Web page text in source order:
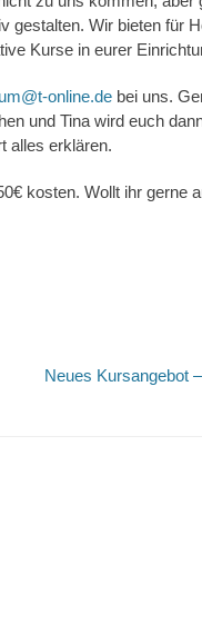
Wir bieten für
Kurse in eurer
online.de bei uns.
und Tina wird euch
alles erklären.
kosten. Wollt ihr gerne
Nächster
Neues Kursangebot